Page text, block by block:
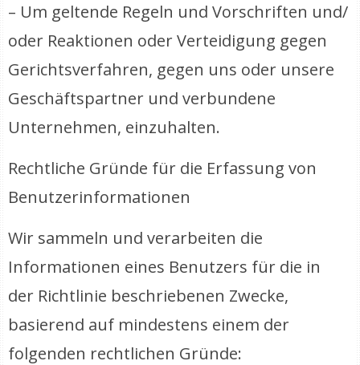
– Um geltende Regeln und Vorschriften und/
oder Reaktionen oder Verteidigung gegen
Gerichtsverfahren, gegen uns oder unsere
Geschäftspartner und verbundene
Unternehmen, einzuhalten.
Rechtliche Gründe für die Erfassung von
Benutzerinformationen
Wir sammeln und verarbeiten die
Informationen eines Benutzers für die in
der Richtlinie beschriebenen Zwecke,
basierend auf mindestens einem der
folgenden rechtlichen Gründe: